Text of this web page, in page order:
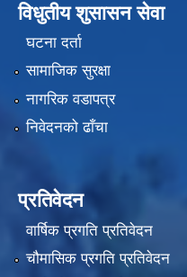
विधुतीय शुसासन सेवा
घटना दर्ता
सामाजिक सुरक्षा
नागरिक वडापत्र
निवेदनको ढाँचा
प्रतिवेदन
वार्षिक प्रगति प्रतिवेदन
चौमासिक प्रगति प्रतिवेदन